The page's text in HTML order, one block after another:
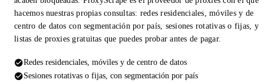
hacemos nuestras propias consultas: redes residenciales, móviles y de
centro de datos con segmentación por país, sesiones rotativas o fijas, y
listas de proxies gratuitas que puedes probar antes de pagar.
Redes residenciales, móviles y de centro de datos
Sesiones rotativas o fijas, con segmentación por país